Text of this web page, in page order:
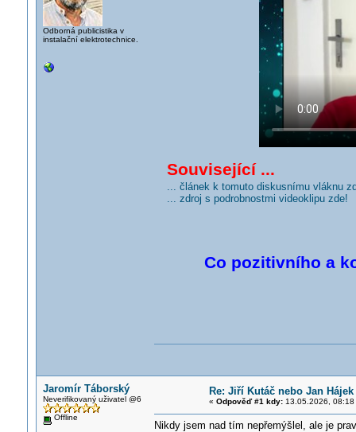
Odborná publicistika v
instalační elektrotechnice.
Související ...
... článek k tomuto diskusnímu vláknu
... zdroj s podrobnostmi videoklipu zde!
Co pozitivního a
Jaromír Táborský
Neverifikovaný uživatel @6
Offline
Re: Jiří Kutáč nebo Jan Hájek
« Odpověď #1 kdy:13.05.2026, 08:18
Nikdy jsem nad tím nepřemýšlel, ale je